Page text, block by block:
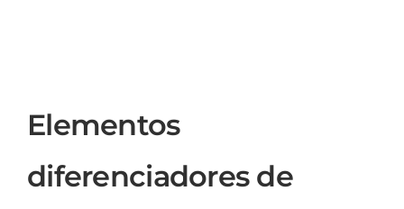
Elementos
diferenciadores de